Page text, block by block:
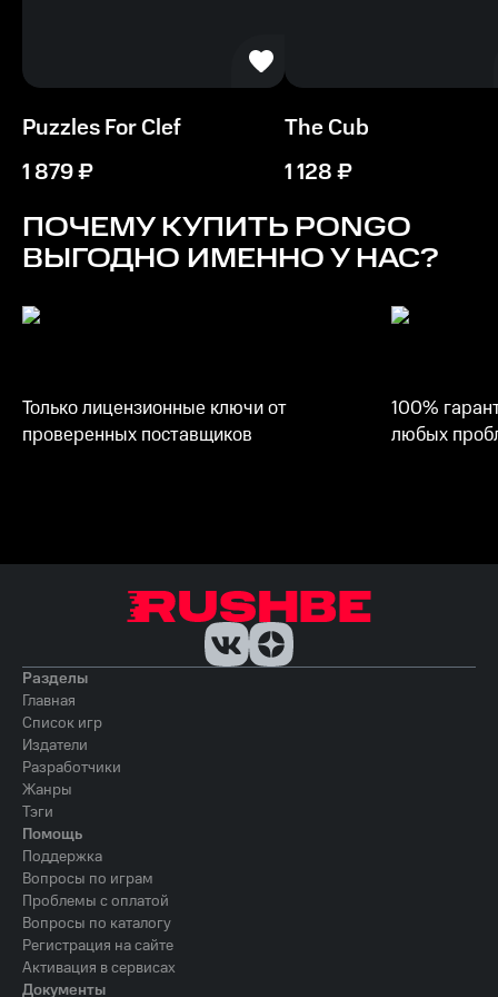
Процессор
Двухъядерный с частотой 1,6 ГГц
Память
Место на диске
350 MБ
Puzzles For Clef
1 879₽
The Cub
1 128₽
ПОЧЕМУ КУПИТЬ PONGO
ВЫГОДНО ИМЕННО У НАС?
Только лицензионные ключи от
проверенных поставщиков
100%
любых
Разделы
Главная
Список игр
Издатели
Разработчики
Жанры
Тэги
Помощь
Поддержка
Вопросы по играм
Проблемы с оплатой
Вопросы по каталогу
Регистрация на сайте
Активация в сервисах
Документы